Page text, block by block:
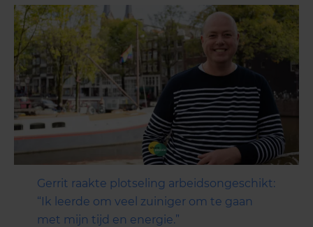
Gerrit raakte plotseling arbeidsongeschikt:
“Ik leerde om veel zuiniger om te gaan
met mijn tijd en energie.”